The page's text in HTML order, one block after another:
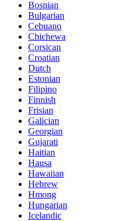
Bosnian
Bulgarian
Cebuano
Chichewa
Corsican
Croatian
Dutch
Estonian
Filipino
Finnish
Frisian
Galician
Georgian
Gujarati
Haitian
Hausa
Hawaiian
Hebrew
Hmong
Hungarian
Icelandic